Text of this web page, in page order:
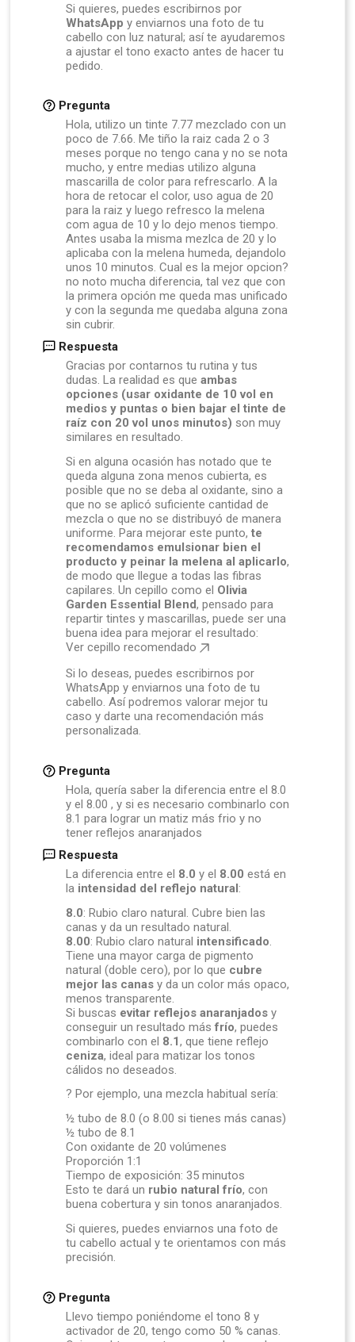
Si quieres, puedes escribirnos por
WhatsApp y enviarnos una foto de tu
cabello con luz natural; así te ayudaremos
a ajustar el tono exacto antes de hacer tu
pedido.
Pregunta
Hola, utilizo un tinte 7.77 mezclado con un
poco de 7.66. Me tiño la raiz cada 2 o 3
meses porque no tengo cana y no se nota
mucho, y entre medias utilizo alguna
mascarilla de color para refrescarlo. A la
hora de retocar el color, uso agua de 20
para la raiz y luego refresco la melena
com agua de 10 y lo dejo menos tiempo.
Antes usaba la misma mezlca de 20 y lo
aplicaba con la melena humeda, dejandolo
unos 10 minutos. Cual es la mejor opcion?
no noto mucha diferencia, tal vez que con
la primera opción me queda mas unificado
y con la segunda me quedaba alguna zona
sin cubrir.
Respuesta
Gracias por contarnos tu rutina y tus
dudas. La realidad es que ambas
opciones (usar oxidante de 10 vol en
medios y puntas o bien bajar el tinte de
raíz con 20 vol unos minutos) son muy
similares en resultado.
Si en alguna ocasión has notado que te
queda alguna zona menos cubierta, es
posible que no se deba al oxidante, sino a
que no se aplicó suficiente cantidad de
mezcla o que no se distribuyó de manera
uniforme. Para mejorar este punto, te
recomendamos emulsionar bien el
producto y peinar la melena al aplicarlo,
de modo que llegue a todas las fibras
capilares. Un cepillo como el Olivia
Garden Essential Blend, pensado para
repartir tintes y mascarillas, puede ser una
buena idea para mejorar el resultado:
Ver cepillo recomendado
Si lo deseas, puedes escribirnos por
WhatsApp y enviarnos una foto de tu
cabello. Así podremos valorar mejor tu
caso y darte una recomendación más
personalizada.
Pregunta
Hola, quería saber la diferencia entre el 8.0
y el 8.00 , y si es necesario combinarlo con
8.1 para lograr un matiz más frio y no
tener reflejos anaranjados
Respuesta
La diferencia entre el 8.0 y el 8.00 está en
la intensidad del reflejo natural:
8.0: Rubio claro natural. Cubre bien las
canas y da un resultado natural.
8.00: Rubio claro natural intensificado.
Tiene una mayor carga de pigmento
natural (doble cero), por lo que cubre
mejor las canas y da un color más opaco,
menos transparente.
Si buscas evitar reflejos anaranjados y
conseguir un resultado másfrío, puedes
combinarlo con el 8.1, que tiene reflejo
ceniza, ideal para matizar los tonos
cálidos no deseados.
? Por ejemplo, una mezcla habitual sería:
½ tubo de 8.0 (o 8.00 si tienes más canas)
½ tubo de 8.1
Con oxidante de 20 volúmenes
Proporción 1:1
Tiempo de exposición: 35 minutos
Esto te dará un rubio natural frío, con
buena cobertura y sin tonos anaranjados.
Si quieres, puedes enviarnos una foto de
tu cabello actual y te orientamos con más
precisión.
Pregunta
Llevo tiempo poniéndome el tono 8 y
activador de 20, tengo como 50 % canas.